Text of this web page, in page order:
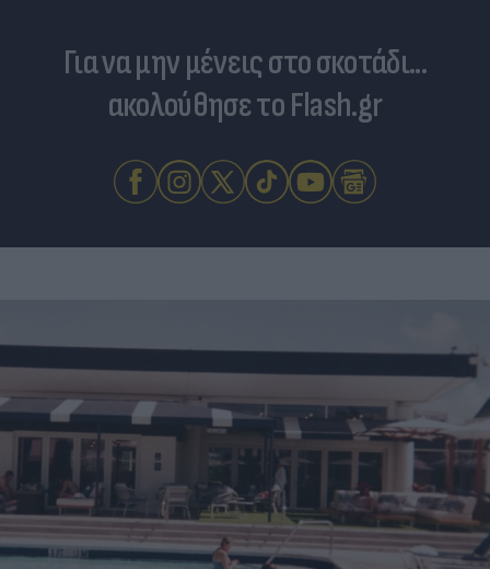
Για να μην μένεις στο σκοτάδι...
ακολούθησε το Flash.gr